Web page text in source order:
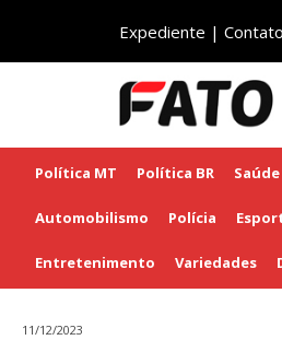
Expediente | Contato
Política MT Política BR Saúde
Automobilismo Polícia
Entretenimento Variedades
11/12/2023